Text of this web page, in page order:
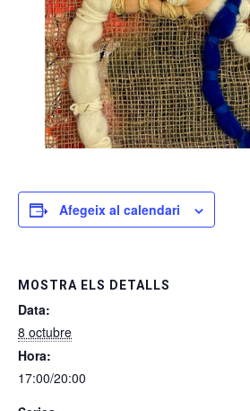
Afegeix al calendari
MOSTRA ELS DETALLS
Data:
8 octubre
Hora:
17:00/20:00